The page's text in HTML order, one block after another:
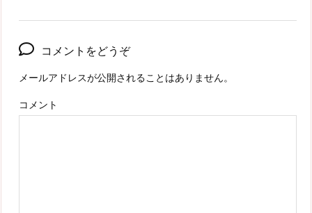
コメントをどうぞ
メールアドレスが公開されることはありません。
コメント